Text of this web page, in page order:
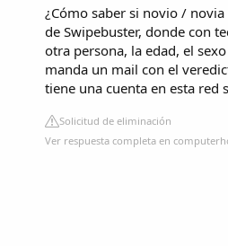
¿Cómo saber si novio /
de Swipebuster, donde con
otra persona, la edad, el
manda un mail con el
tiene una cuenta en esta red
Solicitud de eliminación
Ver respuesta completa en